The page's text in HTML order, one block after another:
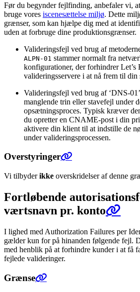
Før du begynder fejlfinding, anbefaler vi,
bruge vores iscenesættelse miljø. Dette
grænser, som kan hjælpe dig med at
uden at forbruge dine produktionsgrænser.
Valideringsfejl ved brug af
ALPN-01 stammer normalt fra
konfigurationer, der forhindrer Let’s
valideringsservere i at nå frem til din
Valideringsfejl ved brug af ‘DNS-
manglende trin eller stavefejl under
opsætningsproces. Typisk kræver
du opretter en CNAME-post i din
aktivere din klient til at indstille de
under valideringsprocessen.
Overstyringer
Vi tilbyderikke overskridelser af denne
Fortløbende
værtsnavn pr. konto
I lighed med Authorization Failures per
gælder kun for på hinanden følgende fejl.
med henblik på at forhindre kunder i at få
fejlede valideringer.
Grænse